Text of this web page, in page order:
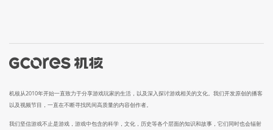
机核从2010年开始一直致力于分享游戏玩家的生活，以及深入探讨游戏相关的文化。我们开发原创的播客
以及视频节目，一直在不断寻找民间高质量的内容创作者。
我们坚信游戏不止是游戏，游戏中包含的科学，文化，历史等各个层面的知识和故事，它们同时也会辐射